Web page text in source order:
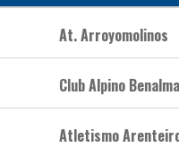
At. Arroyomolinos
Club Alpino
Atletismo